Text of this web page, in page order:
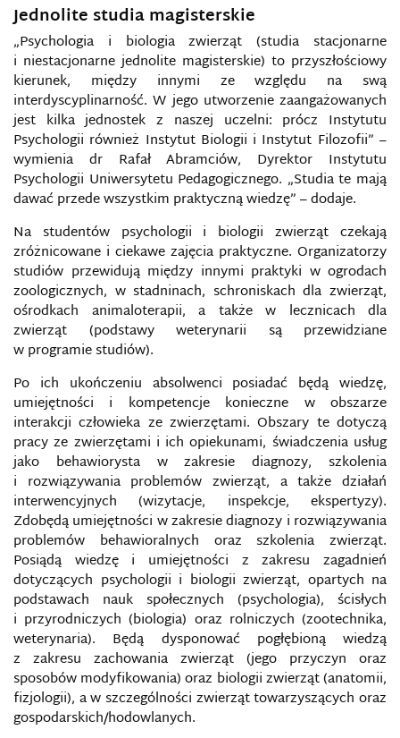
Jednolite studia magisterskie
„Psychologia i biologia zwierząt (studia stacjonarne
i niestacjonarne jednolite magisterskie) to przyszłościowy
kierunek, między innymi ze względu na swą
interdyscyplinarność. W jego utworzenie zaangażowanych
jest kilka jednostek z naszej uczelni: prócz Instytutu
Psychologii również Instytut Biologii i Instytut Filozofii” –
wymienia dr Rafał Abramciów, Dyrektor Instytutu
Psychologii Uniwersytetu Pedagogicznego. „Studia te mają
dawać przede wszystkim praktyczną wiedzę” – dodaje.
Na studentów psychologii i biologii zwierząt czekają
zróżnicowane i ciekawe zajęcia praktyczne. Organizatorzy
studiów przewidują między innymi praktyki w ogrodach
zoologicznych, w stadninach, schroniskach dla zwierząt,
ośrodkach animaloterapii, a także w lecznicach dla
zwierząt (podstawy weterynarii są przewidziane
w programie studiów).
Po ich ukończeniu absolwenci posiadać będą wiedzę,
umiejętności i kompetencje konieczne w obszarze
interakcji człowieka ze zwierzętami. Obszary te dotyczą
pracy ze zwierzętami i ich opiekunami, świadczenia usług
jako behawiorysta w zakresie diagnozy, szkolenia
i rozwiązywania problemów zwierząt, a także działań
interwencyjnych (wizytacje, inspekcje, ekspertyzy).
Zdobędą umiejętności w zakresie diagnozy i rozwiązywania
problemów behawioralnych oraz szkolenia zwierząt.
Posiądą wiedzę i umiejętności z zakresu zagadnień
dotyczących psychologii i biologii zwierząt, opartych na
podstawach nauk społecznych (psychologia), ścisłych
i przyrodniczych (biologia) oraz rolniczych (zootechnika,
weterynaria). Będą dysponować pogłębioną wiedzą
z zakresu zachowania zwierząt (jego przyczyn oraz
sposobów modyfikowania) oraz biologii zwierząt (anatomii,
fizjologii), a w szczególności zwierząt towarzyszących oraz
gospodarskich/hodowlanych.